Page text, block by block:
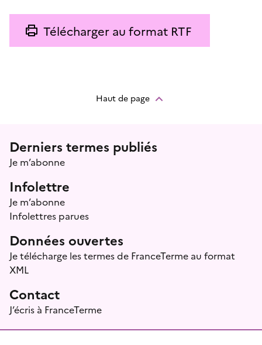
Télécharger au format RTF
Haut de page
Menu prefooter
Derniers termes publiés
Je m’abonne
Infolettre
Je m’abonne
Infolettres parues
Données ouvertes
Je télécharge les termes de FranceTerme au format
XML
Contact
J’écris à FranceTerme